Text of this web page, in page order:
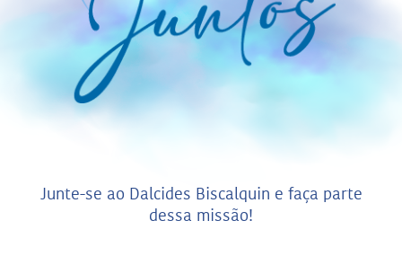
Junte-se ao Dalcides Biscalquin e faça parte
dessa missão!